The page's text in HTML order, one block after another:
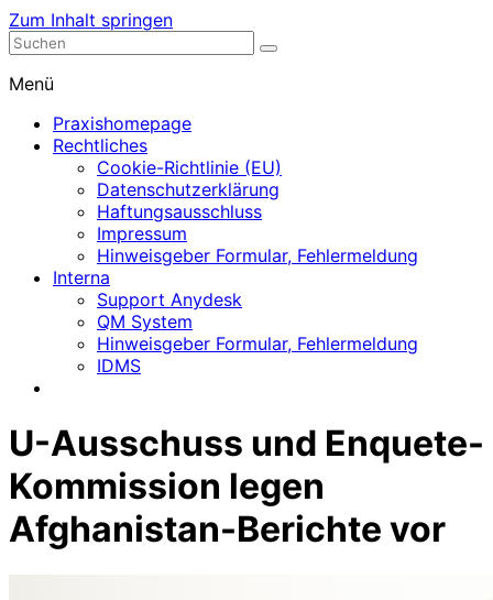
Zum Inhalt springen
Nephrologische Praxis mit Dialyse
Menü
Praxishomepage
Rechtliches
Cookie-Richtlinie (EU)
Datenschutzerklärung
Haftungsausschluss
Impressum
Hinweisgeber Formular, Fehlermeldung
Interna
Support Anydesk
QM System
Hinweisgeber Formular, Fehlermeldung
IDMS
U-Ausschuss und Enquete-
Kommission legen
Afghanistan-Berichte vor